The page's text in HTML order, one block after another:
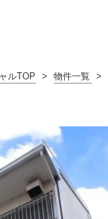
ルTOP > 物件一覧 >